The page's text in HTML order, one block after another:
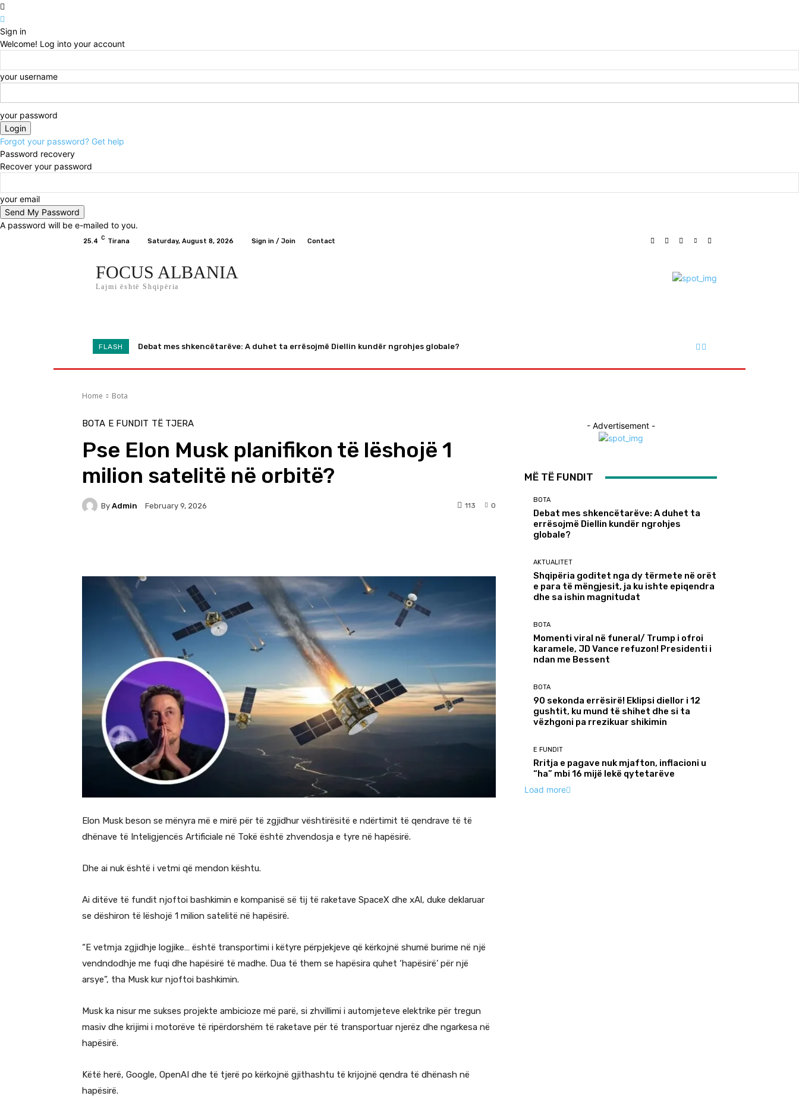
Sign in
Welcome! Log into your account
your username
your password
Forgot your password? Get help
Password recovery
Recover your password
your email
A password will be e-mailed to you.
25.4 C Tirana Saturday, August 8, 2026 Sign in / Join Contact
FOCUS ALBANIA
Lajmi është Shqipëria
FLASH Debat mes shkencëtarëve: A duhet ta errësojmë Diellin kundër ngrohjes globale?
Home Bota
BOTA E FUNDIT TË TJERA
Pse Elon Musk planifikon të lëshojë 1
milion satelitë në orbitë?
By Admin February 9, 2026 0
113
Elon Musk beson se mënyra më e mirë për të zgjidhur vështirësitë e ndërtimit të qendrave të të
dhënave të Inteligjencës Artificiale në Tokë është zhvendosja e tyre në hapësirë.
Dhe ai nuk është i vetmi që mendon kështu.
Ai ditëve të fundit njoftoi bashkimin e kompanisë së tij të raketave SpaceX dhe xAl, duke deklaruar
se dëshiron të lëshojë 1 milion satelitë në hapësirë.
“E vetmja zgjidhje logjike… është transportimi i këtyre përpjekjeve që kërkojnë shumë burime në një
vendndodhje me fuqi dhe hapësirë të madhe. Dua të them se hapësira quhet ‘hapësirë’ për një
arsye”, tha Musk kur njoftoi bashkimin.
Musk ka nisur me sukses projekte ambicioze më parë, si zhvillimi i automjeteve elektrike për tregun
masiv dhe krijimi i motorëve të ripërdorshëm të raketave për të transportuar njerëz dhe ngarkesa në
hapësirë.
Këtë herë, Google, OpenAI dhe të tjerë po kërkojnë gjithashtu të krijojnë qendra të dhënash në
hapësirë.
- Advertisement -
MË TË FUNDIT
BOTA
Debat mes shkencëtarëve: A duhet ta
errësojmë Diellin kundër ngrohjes
globale?
AKTUALITET
Shqipëria goditet nga dy tërmete në orët
e para të mëngjesit, ja ku ishte epiqendra
dhe sa ishin magnitudat
BOTA
Momenti viral në funeral/ Trump i ofroi
karamele, JD Vance refuzon! Presidenti i
ndan me Bessent
BOTA
90 sekonda errësirë! Eklipsi diellor i 12
gushtit, ku mund të shihet dhe si ta
vëzhgoni pa rrezikuar shikimin
E FUNDIT
Rritja e pagave nuk mjafton, inflacioni u
“ha” mbi 16 mijë lekë qytetarëve
Load more